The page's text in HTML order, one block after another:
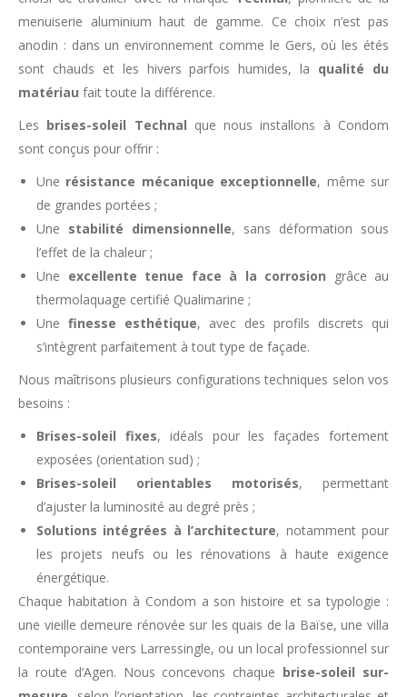
menuiserie aluminium haut de gamme. Ce choix n’est pas
anodin : dans un environnement comme le Gers, où les étés
sont chauds et les hivers parfois humides, la qualité du
matériau fait toute la différence.
Les brises-soleil Technal que nous installons à Condom
sont conçus pour offrir :
Une résistance mécanique exceptionnelle, même sur
de grandes portées ;
Une stabilité dimensionnelle, sans déformation sous
l’effet de la chaleur ;
Une excellente tenue face à la corrosion grâce au
thermolaquage certifié Qualimarine ;
Une finesse esthétique, avec des profils discrets qui
s’intègrent parfaitement à tout type de façade.
Nous maîtrisons plusieurs configurations techniques selon vos
besoins :
Brises-soleil fixes, idéals pour les façades fortement
exposées (orientation sud) ;
Brises-soleil orientables motorisés, permettant
d’ajuster la luminosité au degré près ;
Solutions intégrées à l’architecture, notamment pour
les projets neufs ou les rénovations à haute exigence
énergétique.
Chaque habitation à Condom a son histoire et sa typologie :
une vieille demeure rénovée sur les quais de la Baïse, une villa
contemporaine vers Larressingle, ou un local professionnel sur
la route d’Agen. Nous concevons chaque brise-soleil sur-